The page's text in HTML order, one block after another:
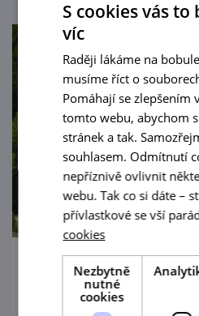
Státní zámek
Rokoko + klasicizmus v
S cookies vás
víc
Raději lákáme na
musíme říct o
Pomáhají se zlepšením
tomto webu, abychom
stránek a tak.
souhlasem. Odmítnutí
nepříznivě ovlivnit
webu. Tak co si dáte –
přívlastkové se vší
cookies
Nezbytně
nutné
cookies